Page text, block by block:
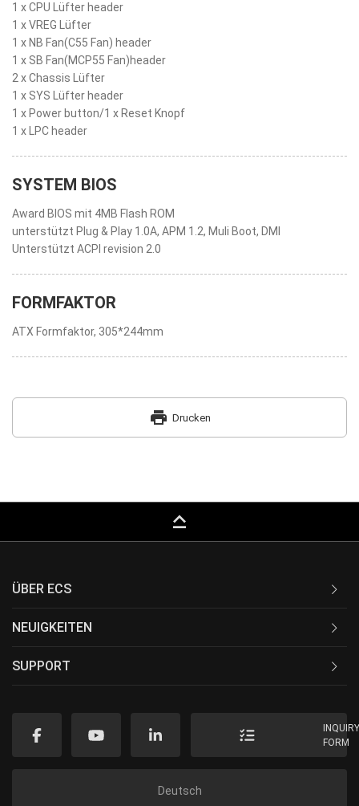
1 x CPU Lüfter header
1 x VREG Lüfter
1 x NB Fan(C55 Fan) header
1 x SB Fan(MCP55 Fan)header
2 x Chassis Lüfter
1 x SYS Lüfter header
1 x Power button/1 x Reset Knopf
1 x LPC header
SYSTEM BIOS
Award BIOS mit 4MB Flash ROM
unterstützt Plug & Play 1.0A, APM 1.2, Muli Boot, DMI
Unterstützt ACPI revision 2.0
FORMFAKTOR
ATX Formfaktor, 305*244mm
print Drucken
keyboard_capslock
ÜBER ECS
NEUIGKEITEN
SUPPORT
FORM
Deutsch